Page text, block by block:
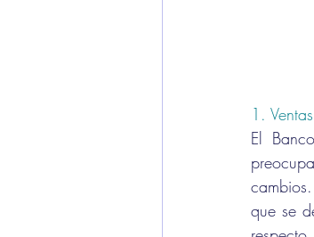
1.
El
que se